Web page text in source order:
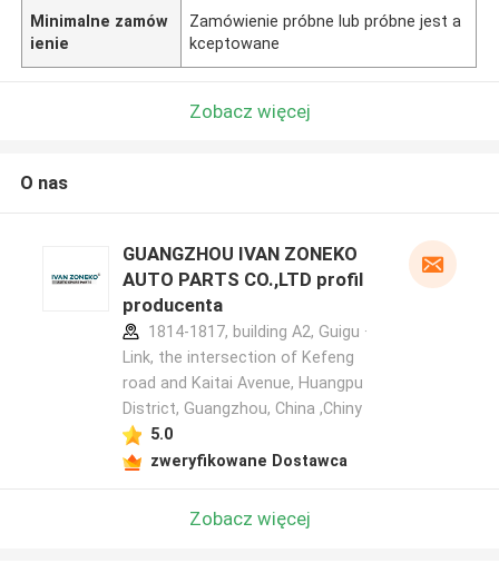
Minimalne zamów
ienie
Zamówienie próbne lub próbne jest a
kceptowane
Zobacz więcej
O nas
GUANGZHOU IVAN ZONEKO
AUTO PARTS CO.,LTD profil
producenta
1814-1817, building A2, Guigu ·
Link, the intersection of Kefeng
road and Kaitai Avenue, Huangpu
District, Guangzhou, China ,Chiny
5.0
zweryfikowane Dostawca
Zobacz więcej